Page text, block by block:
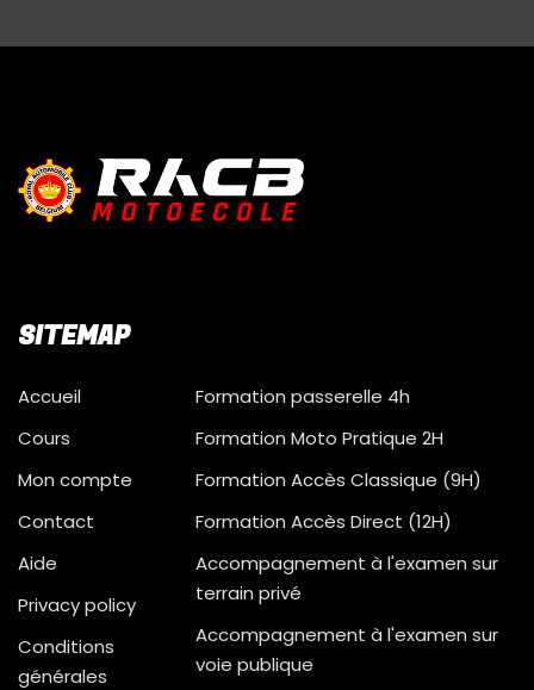
SITEMAP
Accueil
Cours
Mon compte
Contact
Aide
Privacy policy
Conditions
générales
Formation passerelle 4h
Formation Moto Pratique 2H
Formation Accès Classique (9H)
Formation Accès Direct (12H)
Accompagnement à l'examen sur
terrain privé
Accompagnement à l'examen sur
voie publique